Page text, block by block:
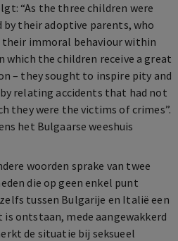
“As the three children were
their adoptive parents, who
immoral behaviour within
the children receive a great
– they sought to inspire pity and
relating accidents that had not
they were the victims of crimes”.
het Bulgaarse weeshuis
woorden sprake van twee
die op geen enkel punt
tussen Bulgarije en Italië een
ontstaan, mede aangewakkerd
de situatie bij seksueel